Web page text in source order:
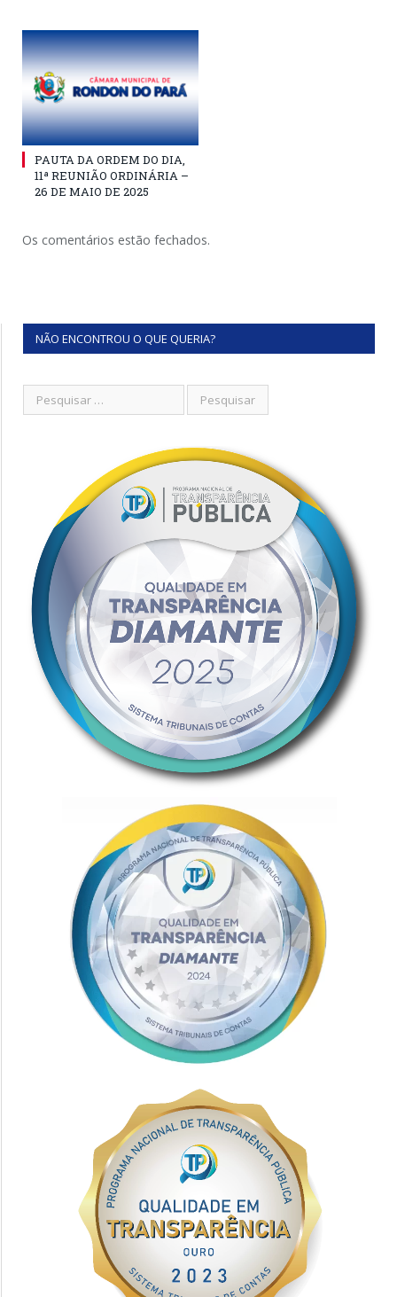
PAUTA DA ORDEM DO DIA,
11ª REUNIÃO ORDINÁRIA –
26 DE MAIO DE 2025
Os comentários estão fechados.
NÃO ENCONTROU O QUE QUERIA?